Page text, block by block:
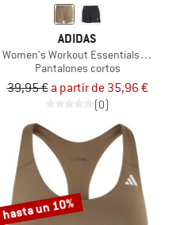
ADIDAS
Women's Workout Essentials 2In1
Pantalones cortos
39,95 € a partir de 35,96 €
(0)
hasta un 10%